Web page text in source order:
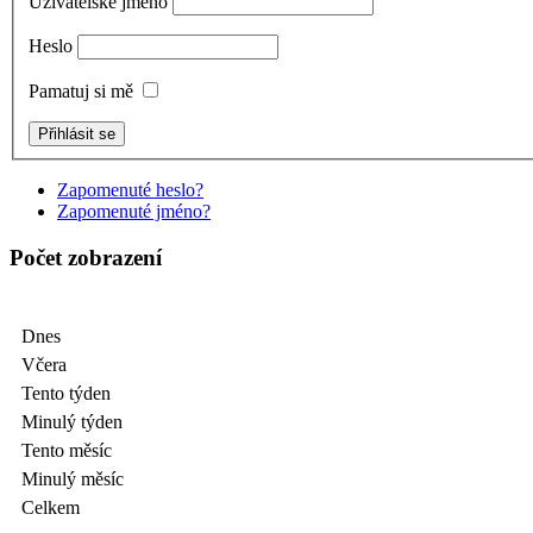
Heslo
Pamatuj si mě
Zapomenuté heslo?
Zapomenuté jméno?
Počet zobrazení
Dnes
Včera
Tento týden
Minulý týden
Tento měsíc
Minulý měsíc
Celkem